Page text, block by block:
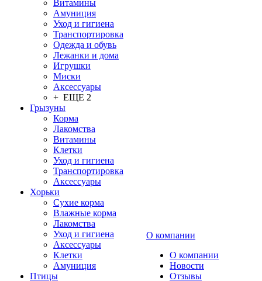
Витамины
Амуниция
Уход и гигиена
Транспортировка
Одежда и обувь
Лежанки и дома
Игрушки
Миски
Аксессуары
+ ЕЩЕ 2
Грызуны
Корма
Лакомства
Витамины
Клетки
Уход и гигиена
Транспортировка
Аксессуары
Хорьки
Сухие корма
Влажные корма
Лакомства
Уход и гигиена
Аксессуары
Клетки
Амуниция
Птицы
О компании
О компании
Новости
Отзывы